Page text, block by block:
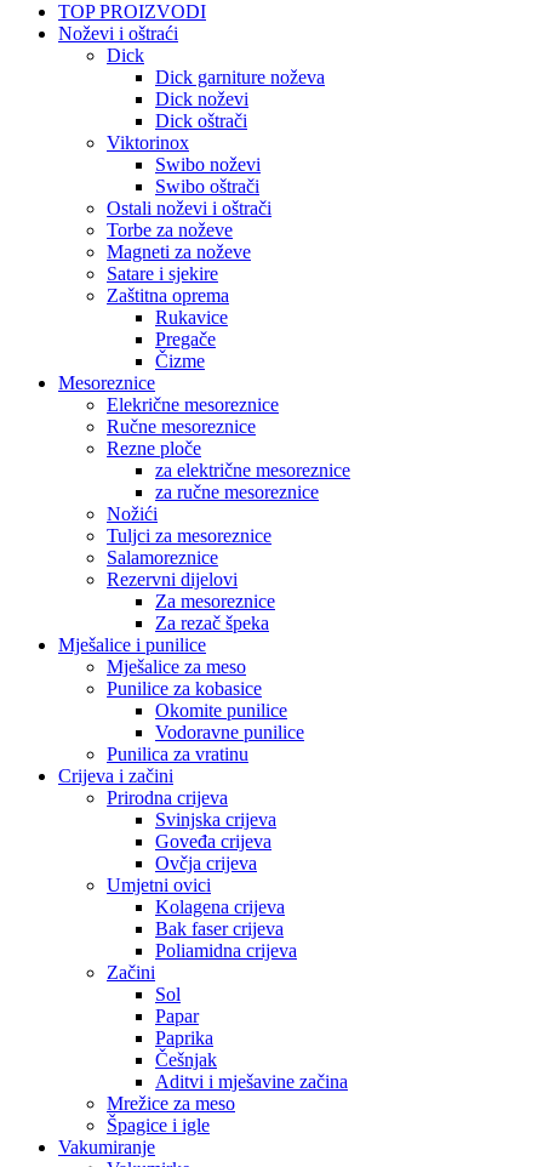
TOP PROIZVODI
Noževi i oštraći
Dick
Dick garniture noževa
Dick noževi
Dick oštrači
Viktorinox
Swibo noževi
Swibo oštrači
Ostali noževi i oštrači
Torbe za noževe
Magneti za noževe
Satare i sjekire
Zaštitna oprema
Rukavice
Pregače
Čizme
Mesoreznice
Elekrične mesoreznice
Ručne mesoreznice
Rezne ploče
za električne mesoreznice
za ručne mesoreznice
Nožići
Tuljci za mesoreznice
Salamoreznice
Rezervni dijelovi
Za mesoreznice
Za rezač špeka
Mješalice i punilice
Mješalice za meso
Punilice za kobasice
Okomite punilice
Vodoravne punilice
Punilica za vratinu
Crijeva i začini
Prirodna crijeva
Svinjska crijeva
Goveđa crijeva
Ovčja crijeva
Umjetni ovici
Kolagena crijeva
Bak faser crijeva
Poliamidna crijeva
Začini
Sol
Papar
Paprika
Češnjak
Aditvi i mješavine začina
Mrežice za meso
Špagice i igle
Vakumiranje